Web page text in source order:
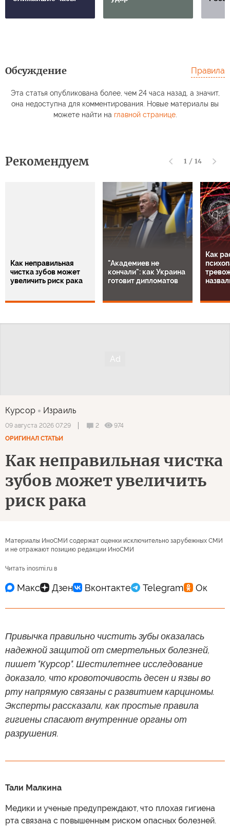
Обсуждение Правила
Эта статья опубликована более, чем 24 часа назад, а значит,
она недоступна для комментирования. Новые материалы вы
можете найти на главной странице.
Рекомендуем 1 / 14
Как неправильная
чистка зубов может
увеличить риск рака
"Академиев не
кончали": как Украина
готовит дипломатов
Как
Курсор Израиль
09 августа 2026 07:29 2
974
ОРИГИНАЛ СТАТЬИ
Как неправильная чистка
зубов может увеличить
риск рака
Материалы ИноСМИ содержат оценки исключительно зарубежных СМИ
и не отражают позицию редакции ИноСМИ
Читать inosmi.ru в
Привычка правильно чистить зубы оказалась
надежной защитой от смертельных болезней,
пишет "Курсор". Шестилетнее исследование
доказало, что кровоточивость десен и язвы во
рту напрямую связаны с развитием карциномы.
Эксперты рассказали, как простые правила
гигиены спасают внутренние органы от
разрушения.
Тали Малкина
Медики и ученые предупреждают, что плохая гигиена
рта связана с повышенным риском опасных болезней.